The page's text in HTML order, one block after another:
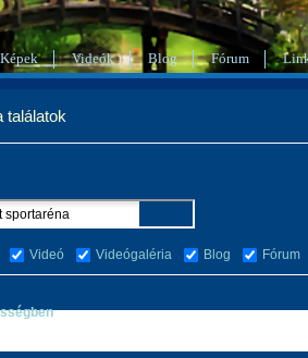
Képek Videók Blog Fórum
találatok
Videó Videógaléria Blog Fórum